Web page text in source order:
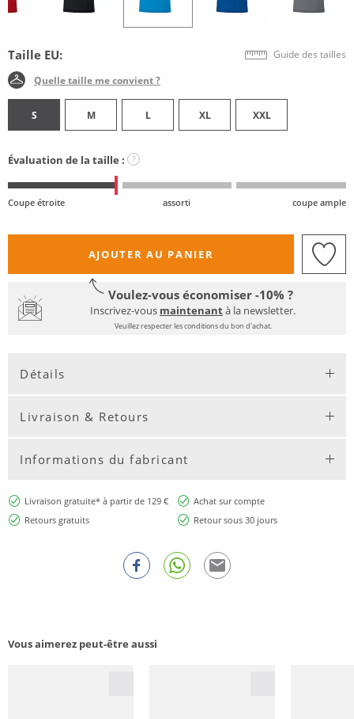
Taille EU: Guide des tailles
Quelle taille me convient ?
S M L XL XXL
Évaluation de la taille : ?
Coupe étroite assorti coupe ample
AJOUTER AU PANIER
Voulez-vous économiser -10% ?
Inscrivez-vous maintenantà la newsletter.
Veuillez respecter les conditions du bon d'achat.
Détails
Livraison & Retours
Informations du fabricant
Livraison gratuite* à partir de 129 €
Achat sur compte
Retours gratuits
Retour sous 30 jours
Vous aimerez peut-être aussi